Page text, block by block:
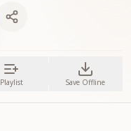
Playlist Save Offline